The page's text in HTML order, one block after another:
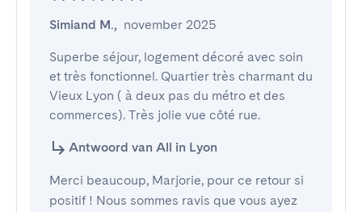
Simiand M., november 2025
Superbe séjour, logement décoré avec soin
et très fonctionnel. Quartier très charmant du
Vieux Lyon ( à deux pas du métro et des
commerces). Très jolie vue côté rue.
Antwoord van All in Lyon
Merci beaucoup, Marjorie, pour ce retour si
positif ! Nous sommes ravis que vous ayez